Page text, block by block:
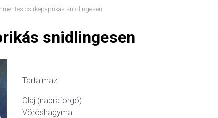
csirkepaprikás snidlingesen
snidlingesen
Tartalmaz:
Olaj (napraforgó)
Vöröshagyma